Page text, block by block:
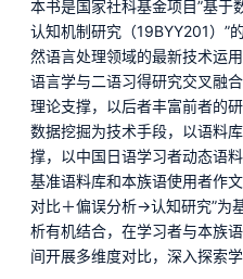
本书是国家社科基金项目”基于
认知机制研究（19BYY201）”
然语言处理领域的最新技术运
语言学与二语习得研究交叉融
理论支撑，以后者丰富前者的
数据挖掘为技术手段，以语料
撑，以中国日语学习者动态语
基准语料库和本族语使用者作
对比＋偏误分析→认知研究”为
析有机结合，在学习者与本族
间开展多维度对比，深入探索